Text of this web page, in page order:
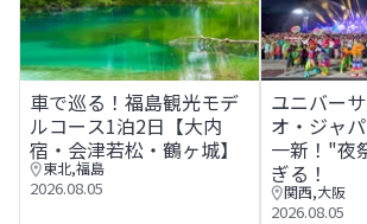
車で巡る！福島観光モデルコース1泊2
車で巡る！福島観光モデ
ルコース1泊2日【大内
宿・会津若松・鶴ヶ城】
東北,福島
2026.08.05
ユニバー
ユニバー
オ・ジャ
一新！"夜
ぎる！
関西,大阪
2026.08.05